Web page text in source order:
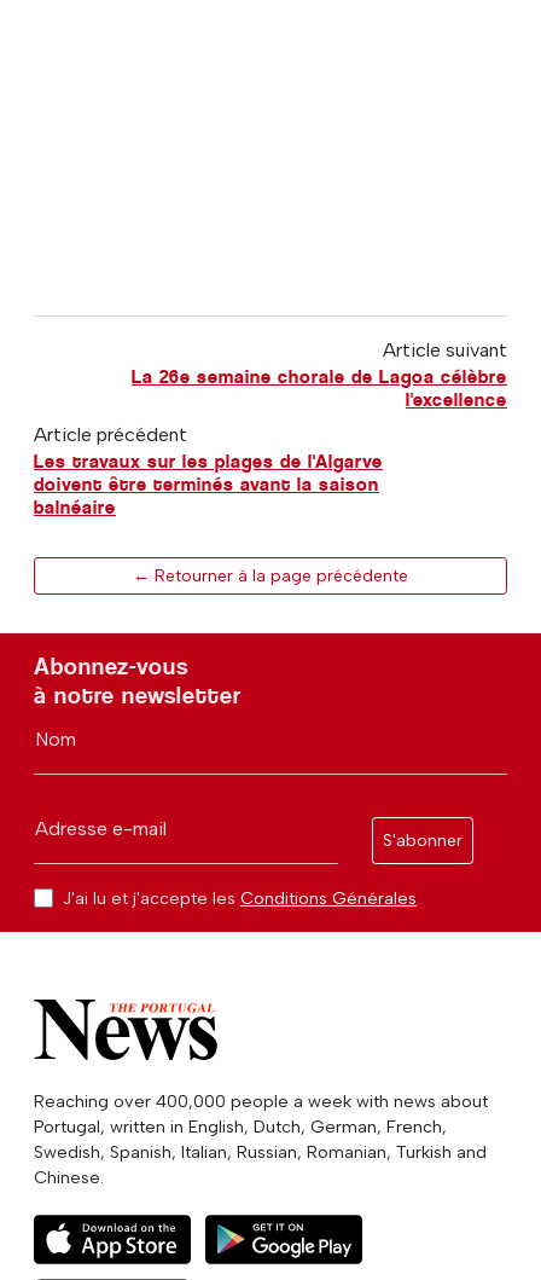
Article suivant
La 26e semaine chorale de Lagoa célèbre
l'excellence
Article précédent
Les travaux sur les plages de l'Algarve
doivent être terminés avant la saison
balnéaire
← Retourner à la page précédente
Abonnez-vous
à notre newsletter
Nom
Adresse e-mail
S'abonner
J'ai lu et j'accepte les Conditions Générales
Reaching over 400,000 people a week with news about
Portugal, written in English, Dutch, German, French,
Swedish, Spanish, Italian, Russian, Romanian, Turkish and
Chinese.